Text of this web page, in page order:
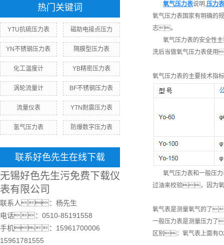
热门关键词
YTU抗硫压力表 磁助电接点压力
YN不锈钢压力表 隔膜型压力表
化工温度计 YB精密压力表
涡轮流量计 BF不锈钢压力表
流量仪表 YTN耐震压力表
氢气压力表 防爆数字压力表
联系好色先生在线下载
无锡好色先生污免费下载仪
表有限公司
联系人：杨先生
电话：0510-85191558
手机：15961700006
15961781555
氧气压力表说明,压力表
氧气压力表国家有明确
志。
氧气压力表的安全性
洗后当做氧气压力表使
氧气压力表的主要技术指标
氧气压力表和一般压力
过油来校验，因为
氧气表是测量氧气的了
一般压力表是测量压力
区别：氧气表上面有